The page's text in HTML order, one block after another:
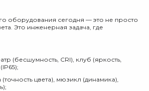
оборудования сегодня — это не просто
Это инженерная задача, где
(бесшумность, CRI), клуб (яркость,
(точность цвета), мюзикл (динамика),